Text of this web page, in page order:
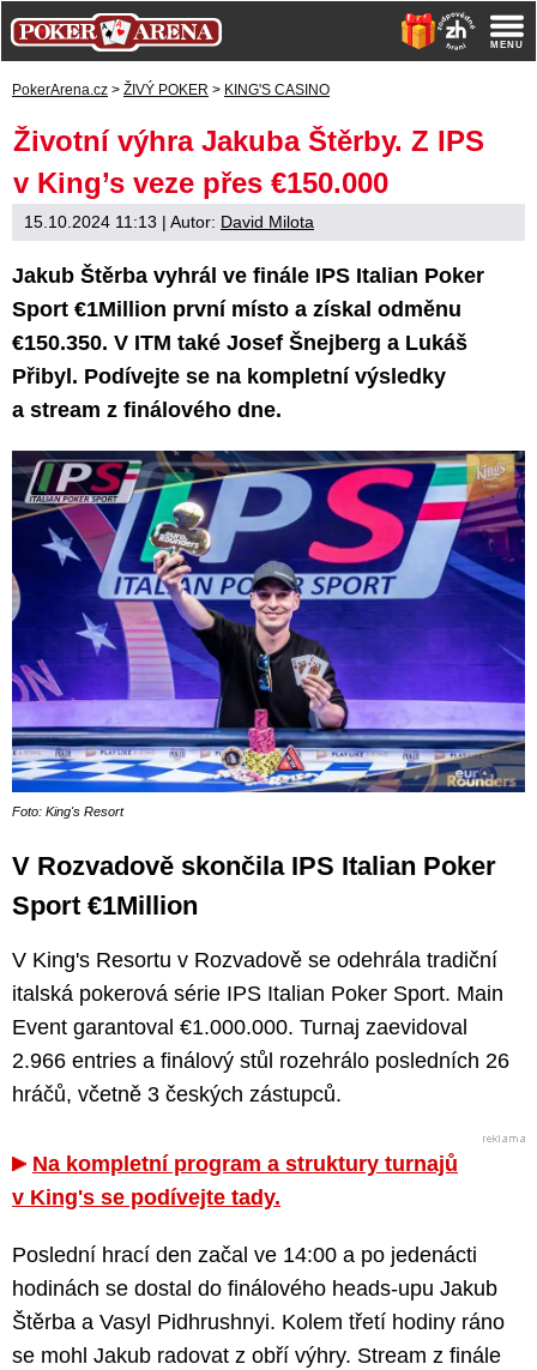
PokerArena.cz > ŽIVÝ POKER > KING'S CASINO
Životní výhra Jakuba Štěrby. Z IPS
v King’s veze přes €150.000
15.10.2024 11:13 | Autor: David Milota
Jakub Štěrba vyhrál ve finále IPS Italian Poker
Sport €1Million první místo a získal odměnu
€150.350. V ITM také Josef Šnejberg a Lukáš
Přibyl. Podívejte se na kompletní výsledky
a stream z finálového dne.
Foto: King's Resort
V Rozvadově skončila IPS Italian Poker
Sport €1Million
V King's Resortu v Rozvadově se odehrála tradiční
italská pokerová série IPS Italian Poker Sport. Main
Event garantoval €1.000.000. Turnaj zaevidoval
2.966 entries a finálový stůl rozehrálo posledních 26
hráčů, včetně 3 českých zástupců.
Na kompletní program a struktury turnajů
v King's se podívejte tady.
Poslední hrací den začal ve 14:00 a po jedenácti
hodinách se dostal do finálového heads-upu Jakub
Štěrba a Vasyl Pidhrushnyi. Kolem třetí hodiny ráno
se mohl Jakub radovat z obří výhry. Stream z finále